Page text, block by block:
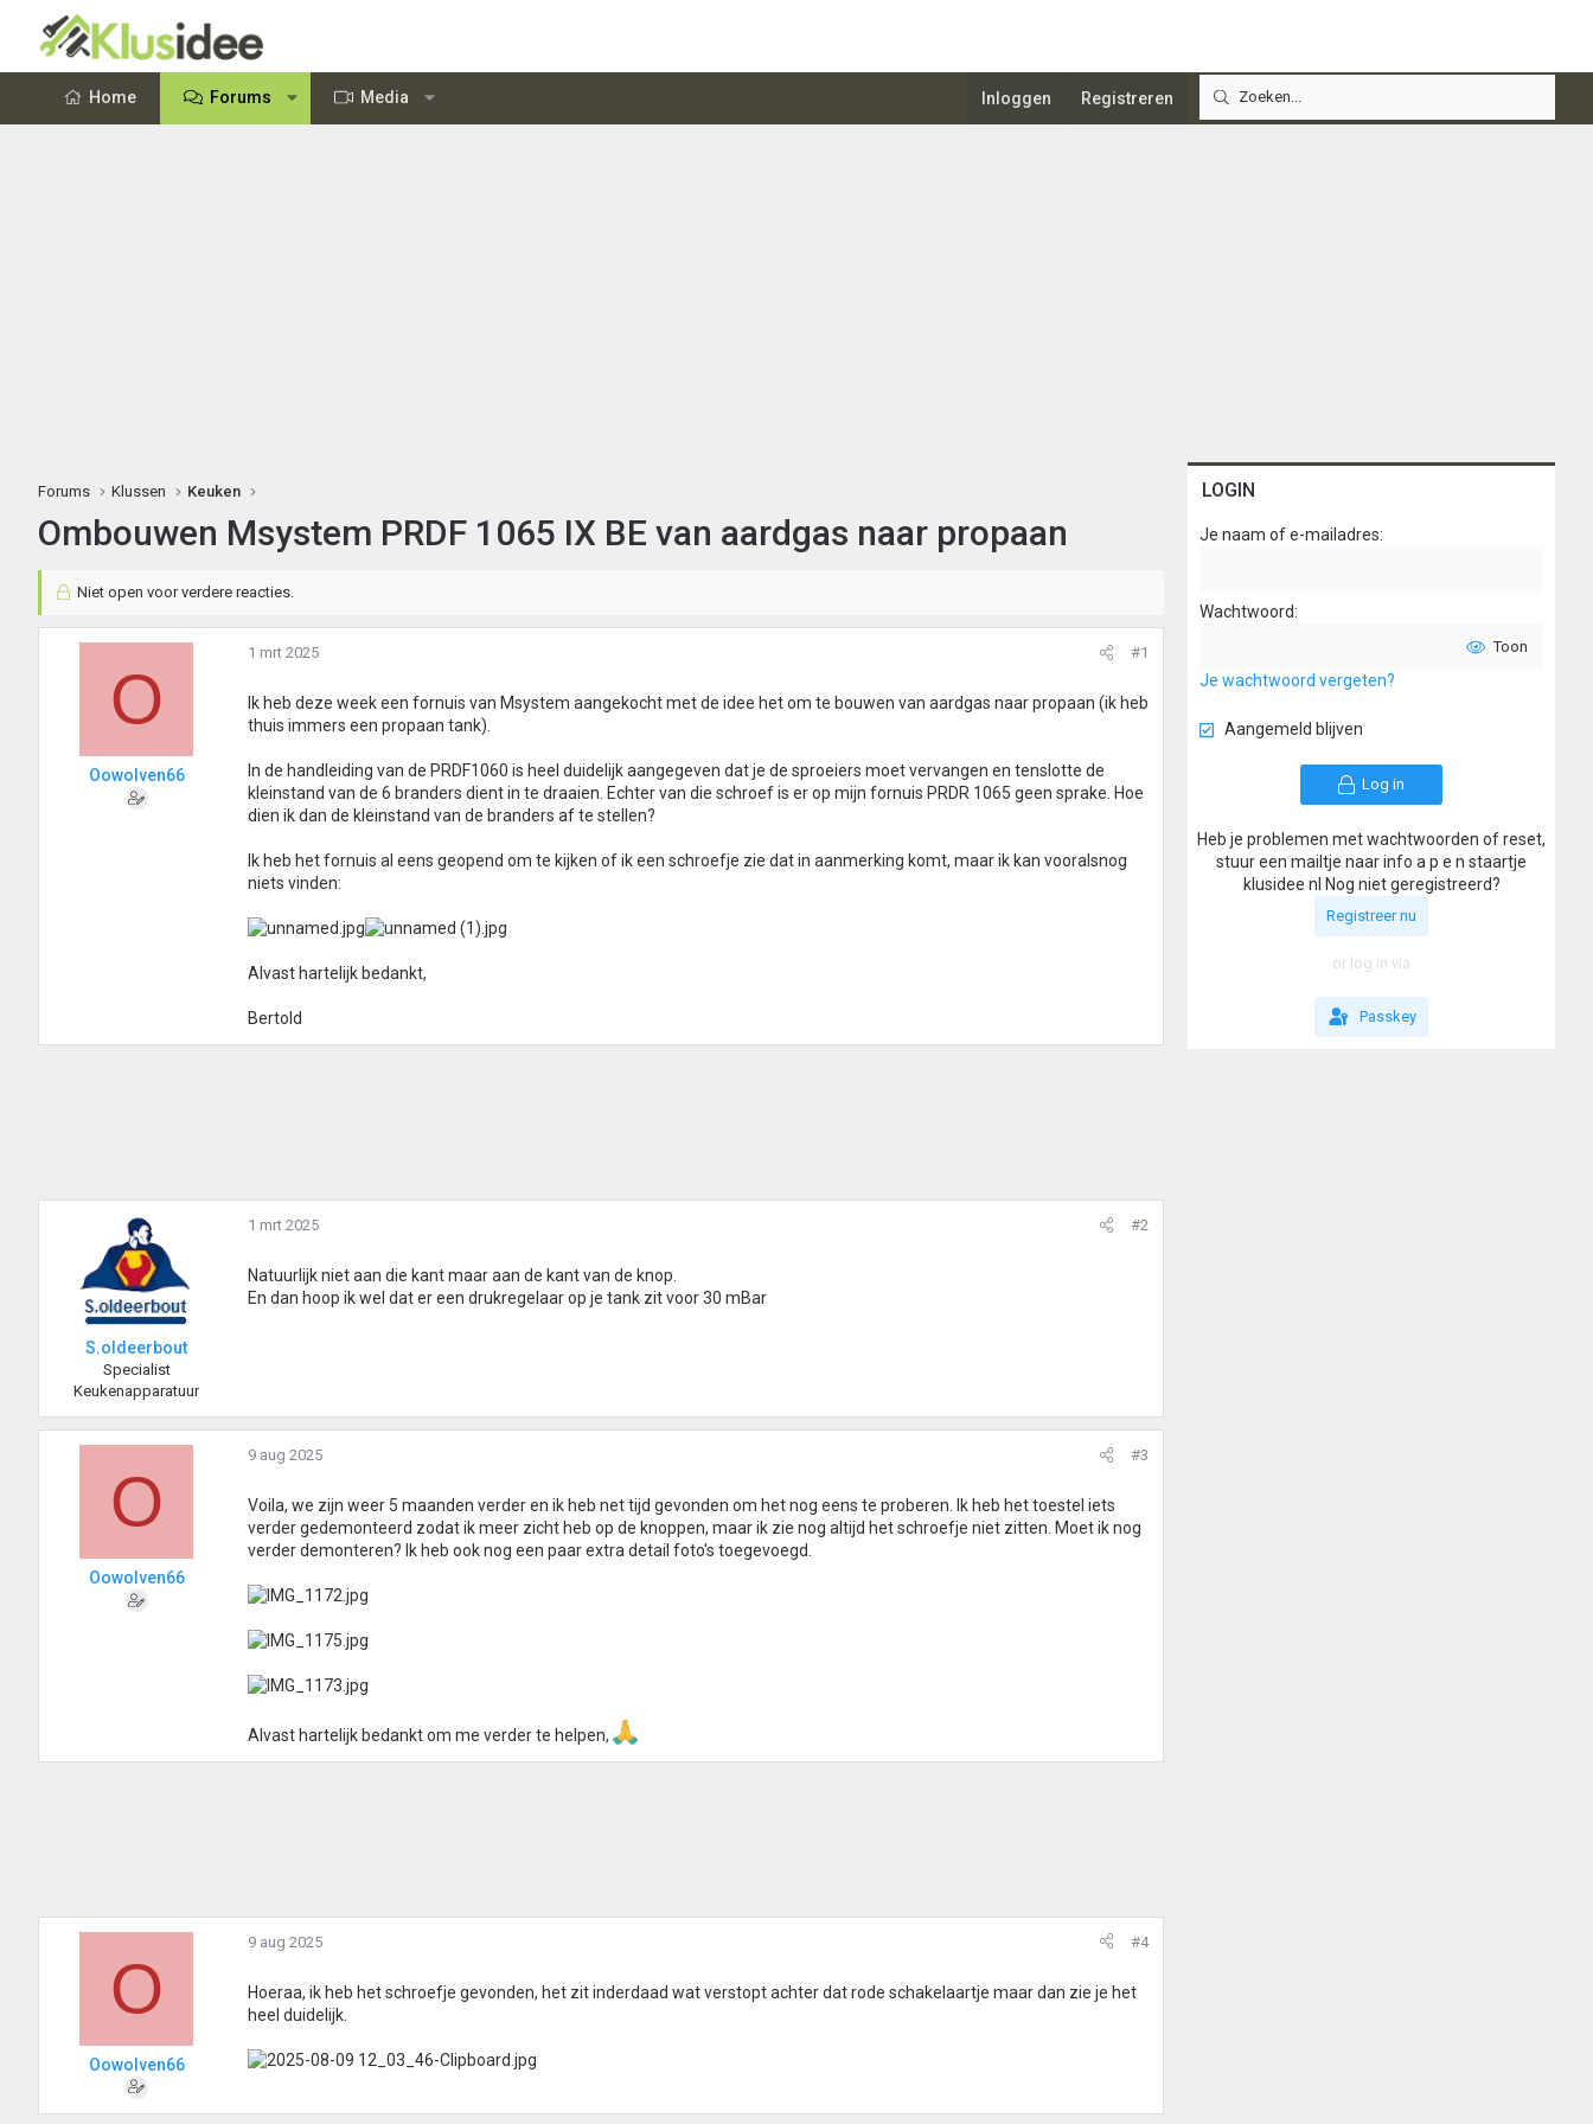
Home Forums Media Inloggen Registreren
Forums Klussen Keuken
Ombouwen Msystem PRDF 1065 IX BE van aardgas naar propaan
Niet open voor verdere reacties.
O
Oowolven66
1 mrt 2025 #1
Ik heb deze week een fornuis van Msystem aangekocht met de idee het om te bouwen van aardgas naar propaan (ik heb
thuis immers een propaan tank).
In de handleiding van de PRDF1060 is heel duidelijk aangegeven dat je de sproeiers moet vervangen en tenslotte de
kleinstand van de 6 branders dient in te draaien. Echter van die schroef is er op mijn fornuis PRDR 1065 geen sprake. Hoe
dien ik dan de kleinstand van de branders af te stellen?
Ik heb het fornuis al eens geopend om te kijken of ik een schroefje zie dat in aanmerking komt, maar ik kan vooralsnog
niets vinden:
Alvast hartelijk bedankt,
Bertold
S.oldeerbout
Specialist
Keukenapparatuur
1 mrt 2025 #2
Natuurlijk niet aan die kant maar aan de kant van de knop.
En dan hoop ik wel dat er een drukregelaar op je tank zit voor 30 mBar
O
Oowolven66
9 aug 2025 #3
Voila, we zijn weer 5 maanden verder en ik heb net tijd gevonden om het nog eens te proberen. Ik heb het toestel iets
verder gedemonteerd zodat ik meer zicht heb op de knoppen, maar ik zie nog altijd het schroefje niet zitten. Moet ik nog
verder demonteren? Ik heb ook nog een paar extra detail foto's toegevoegd.
Alvast hartelijk bedankt om me verder te helpen,
O
Oowolven66
9 aug 2025 #4
Hoeraa, ik heb het schroefje gevonden, het zit inderdaad wat verstopt achter dat rode schakelaartje maar dan zie je het
heel duidelijk.
LOGIN
Je naam of e-mailadres
Wachtwoord
Toon
Je wachtwoord vergeten?
Aangemeld blijven
Log in
Heb je problemen met wachtwoorden of reset,
stuur een mailtje naar info a p e n staartje
klusidee nl Nog niet geregistreerd?
Registreer nu
or log in via
Passkey